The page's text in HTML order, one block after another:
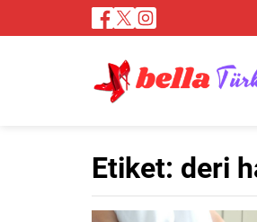
Etiket: deri